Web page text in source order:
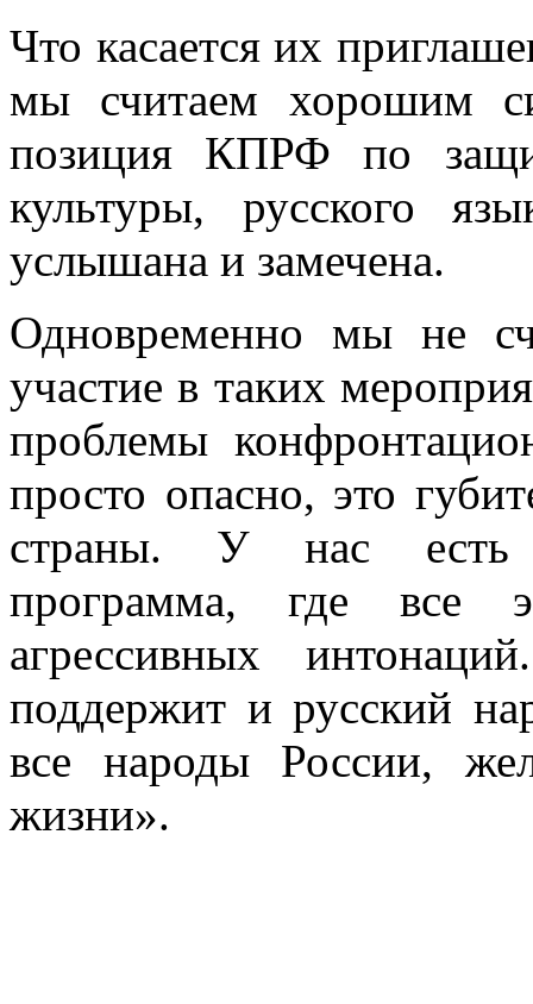
Что касается их
мы считаем хорошим
позиция КПРФ по
культуры, русского
услышана и замечена.
Одновременно мы не
участие в таких
проблемы
просто опасно, это
страны. У нас есть
программа, где все
агрессивных
поддержит и русский
все народы России,
жизни».